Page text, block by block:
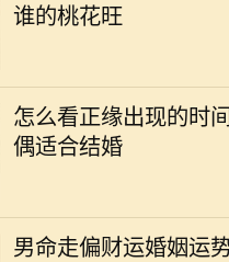
谁的桃花旺
怎么看正缘出现的时
偶适合结婚
男命走偏财运婚姻运